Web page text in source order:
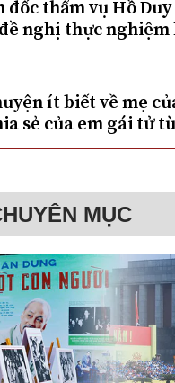
đốc thẩm vụ Hồ
nghị thực
ít biết về mẹ
sẻ của em gái tử tù
MỤC